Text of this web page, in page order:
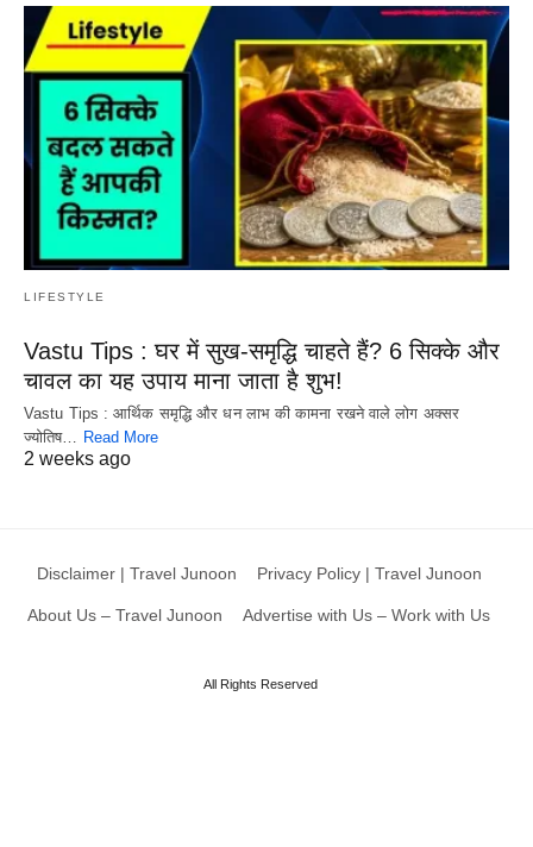
LIFESTYLE
Vastu Tips : घर में सुख-समृद्धि चाहते हैं? 6 सिक्के और
चावल का यह उपाय माना जाता है शुभ!
Vastu Tips : आर्थिक समृद्धि और धन लाभ की कामना रखने वाले लोग अक्सर
ज्योतिष… Read More
2 weeks ago
Disclaimer | Travel Junoon Privacy Policy | Travel Junoon
About Us – Travel Junoon Advertise with Us – Work with Us
All Rights Reserved